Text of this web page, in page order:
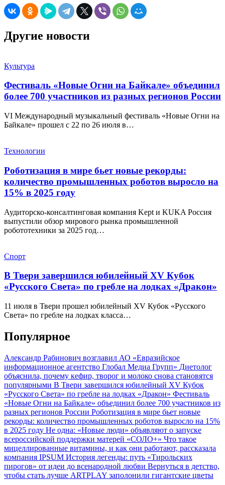
Другие новости
Культура
Фестиваль «Новые Огни на Байкале» объединил
более 700 участников из разных регионов России
VI Международный музыкальный фестиваль «Новые Огни на
Байкале» прошел с 22 по 26 июля в…
Технологии
Роботизация в мире бьет новые рекорды:
количество промышленных роботов выросло на
15% в 2025 году
Аудиторско-консалтинговая компания Kept и KUKA Россия
выпустили обзор мирового рынка промышленной
робототехники за 2025 год…
Спорт
В Твери завершился юбилейный XV Кубок
«Русского Света» по гребле на лодках «Дракон»
11 июля в Твери прошел юбилейный XV Кубок «Русского
Света» по гребле на лодках класса…
Популярное
Александр Рабинович возглавил АО «Евразийское
информационное агентство Глобал Медиа Групп» Диетолог
объяснила, почему кефир, творог и молоко снова становятся
популярными В Твери завершился юбилейный XV Кубок
«Русского Света» по гребле на лодках «Дракон» Фестиваль
«Новые Огни на Байкале» объединил более 700 участников из
разных регионов России Роботизация в мире бьет новые
рекорды: количество промышленных роботов выросло на 15%
в 2025 году Не одна: «Новые люди» объявляют о запуске
всероссийской поддержки матерей «СОЛО+» Что такое
мицеллированные витамины, и как они работают, рассказала
компания IPSUM История легенды: путь «Тирольских
пирогов» от идеи до всенародной любви Вернуться в детство,
чтобы стать лучше ARTPLAY заполонили гигантские цветы